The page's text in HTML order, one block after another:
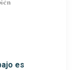
es